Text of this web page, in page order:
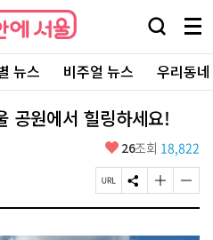
검
창
열
기
메
뉴
전
체
보
뉴스 비주얼 뉴스 우리동
공원에서 힐링하세요!
좋
요
26조회 18,822
페
이
U
S
N
공
글
자
기
글
자
기